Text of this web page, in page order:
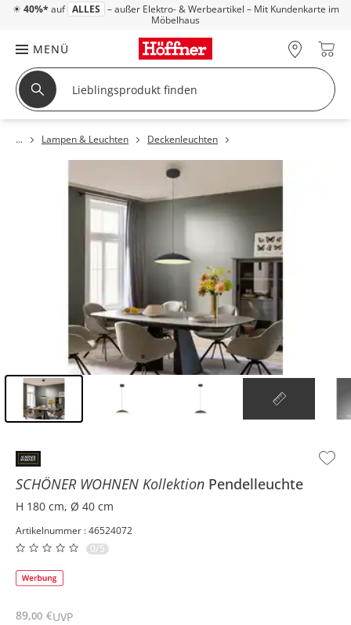
☀ 40%* auf ALLES – außer Elektro- & Werbeartikel – Mit Kundenkarte im
Möbelhaus
MENÜ
Lampen & Leuchten Deckenleuchten
SCHÖNER WOHNEN Kollektion Pendelleuchte
H 180 cm, Ø 40 cm
Artikelnummer : 46524072
0/5
89,00 €UVP